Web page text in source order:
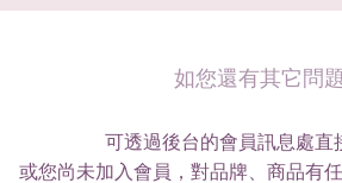
如您還有其它問
可透過後台的會員訊息處直
或您尚未加入會員，對品牌、商品有